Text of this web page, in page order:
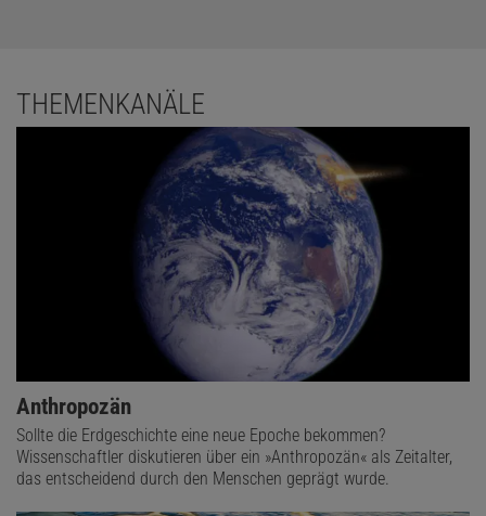
THEMENKANÄLE
Anthropozän
Sollte die Erdgeschichte eine neue Epoche bekommen?
Wissenschaftler diskutieren über ein »Anthropozän« als Zeitalter,
das entscheidend durch den Menschen geprägt wurde.